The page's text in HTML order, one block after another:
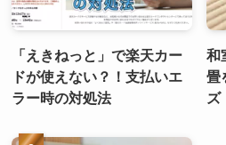
「えきねっと」で楽天カー
ドが使えない？！支払いエ
ラー時の対処法
和
畳
ズ